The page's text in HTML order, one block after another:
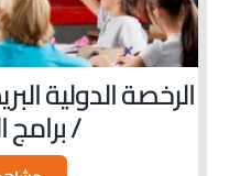
الرخصة الدولية
/ برامج